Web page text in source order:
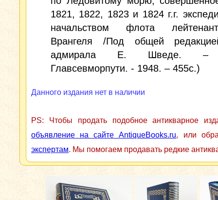
1821, 1822, 1823 и 1824 г.г.
начальством флота
Врангеля /Под общей
адмирала Е. Шведе. –
Главсевморпути. - 1948. – 455с.)
Данного издания нет в наличии
PS: Чтобы продать подобное антикварное
объявление на сайте AntiqueBooks.ru, или
экспертам. Мы помогаем продавать редкие